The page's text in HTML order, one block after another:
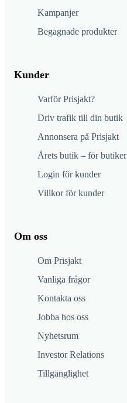
Kampanjer
Begagnade produkter
Kunder
Varför Prisjakt?
Driv trafik till din butik
Annonsera på Prisjakt
Årets butik – för butiker
Login för kunder
Villkor för kunder
Om oss
Om Prisjakt
Vanliga frågor
Kontakta oss
Jobba hos oss
Nyhetsrum
Investor Relations
Tillgänglighet